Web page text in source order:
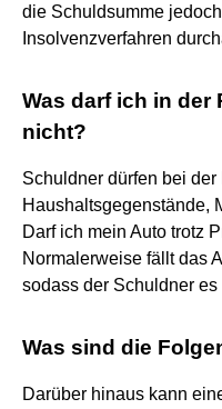
die Schuldsumme
Insolvenzverfahren
Was darf ich in der
nicht?
Schuldner dürfen bei
Haushaltsgegenstände,
Darf ich mein Auto trotz
Normalerweise fällt das
sodass der Schuldner
Was sind die
Darüber hinaus kann